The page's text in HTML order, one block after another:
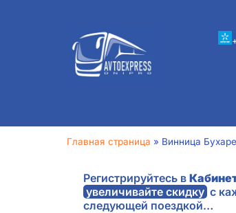
Главная страница » Винница
Регистрируйтесь в
увеличивайте скидку с
следующей поездкой…